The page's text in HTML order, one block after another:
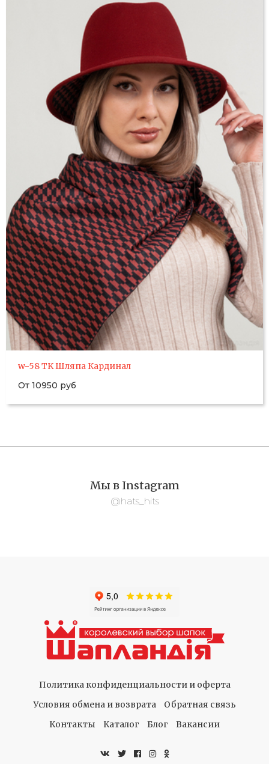
w-58 TK Шляпа Кардинал
От 10950 руб
Мы в Instagram
@hats_hits
Политика конфиденциальности и оферта
Условия обмена и возврата
Обратная связь
Контакты
Каталог Блог Вакансии